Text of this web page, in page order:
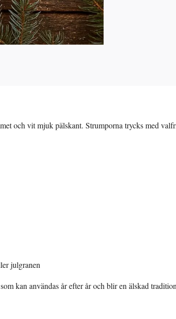
och vit mjuk pälskant. Strumporna trycks med
julgranen
kan användas år efter år och blir en älskad